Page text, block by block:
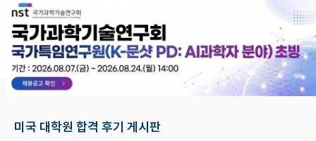
임용 정보 게시판
학부 인턴 게시판
취업 게시판
임용 후기 게시판
PI 전용 게시판
미국 대학원 합격 후기 게시판